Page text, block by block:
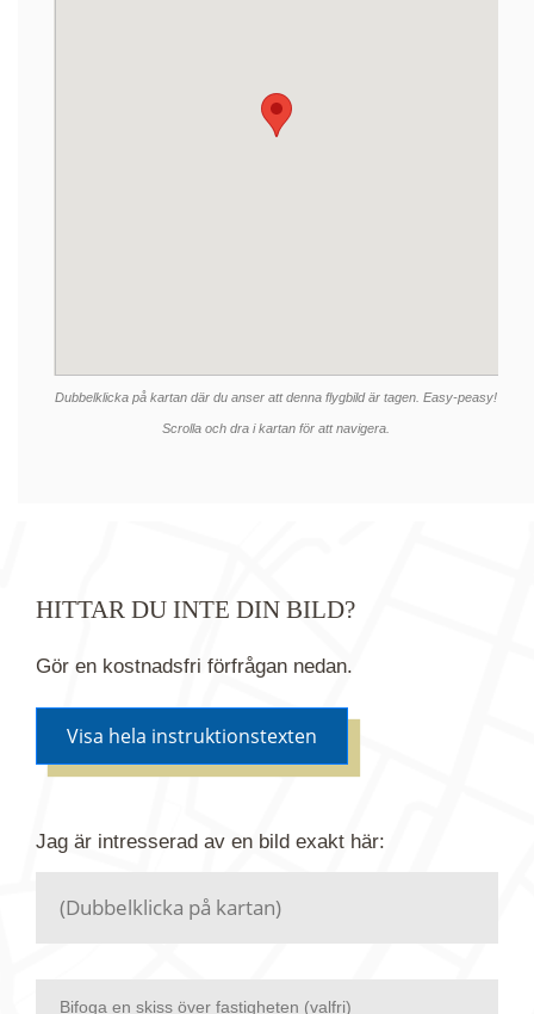
Dubbelklicka på kartan där du anser att denna flygbild är tagen. Easy-peasy!
Scrolla och dra i kartan för att navigera.
HITTAR DU INTE DIN BILD?
Gör en kostnadsfri förfrågan nedan.
Visa hela instruktionstexten
förfrågan. Vi har flera miljoner bilder i vårt arkiv
Jag är intresserad av en bild exakt här:
Bifoga en skiss över fastigheten (valfri)